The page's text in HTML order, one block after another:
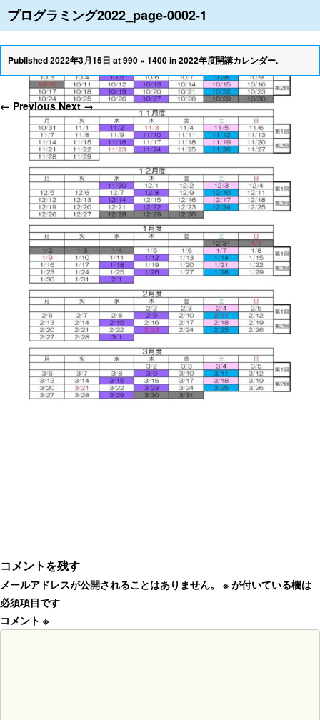
プログラミング2022_page-0002-1
Published2022年3月15日 at990 × 1400in2022年度開講カレンダー.
← Previous Next →
コメントを残す
メールアドレスが公開されることはありません。 ※ が付いている欄は
必須項目です
コメント ※